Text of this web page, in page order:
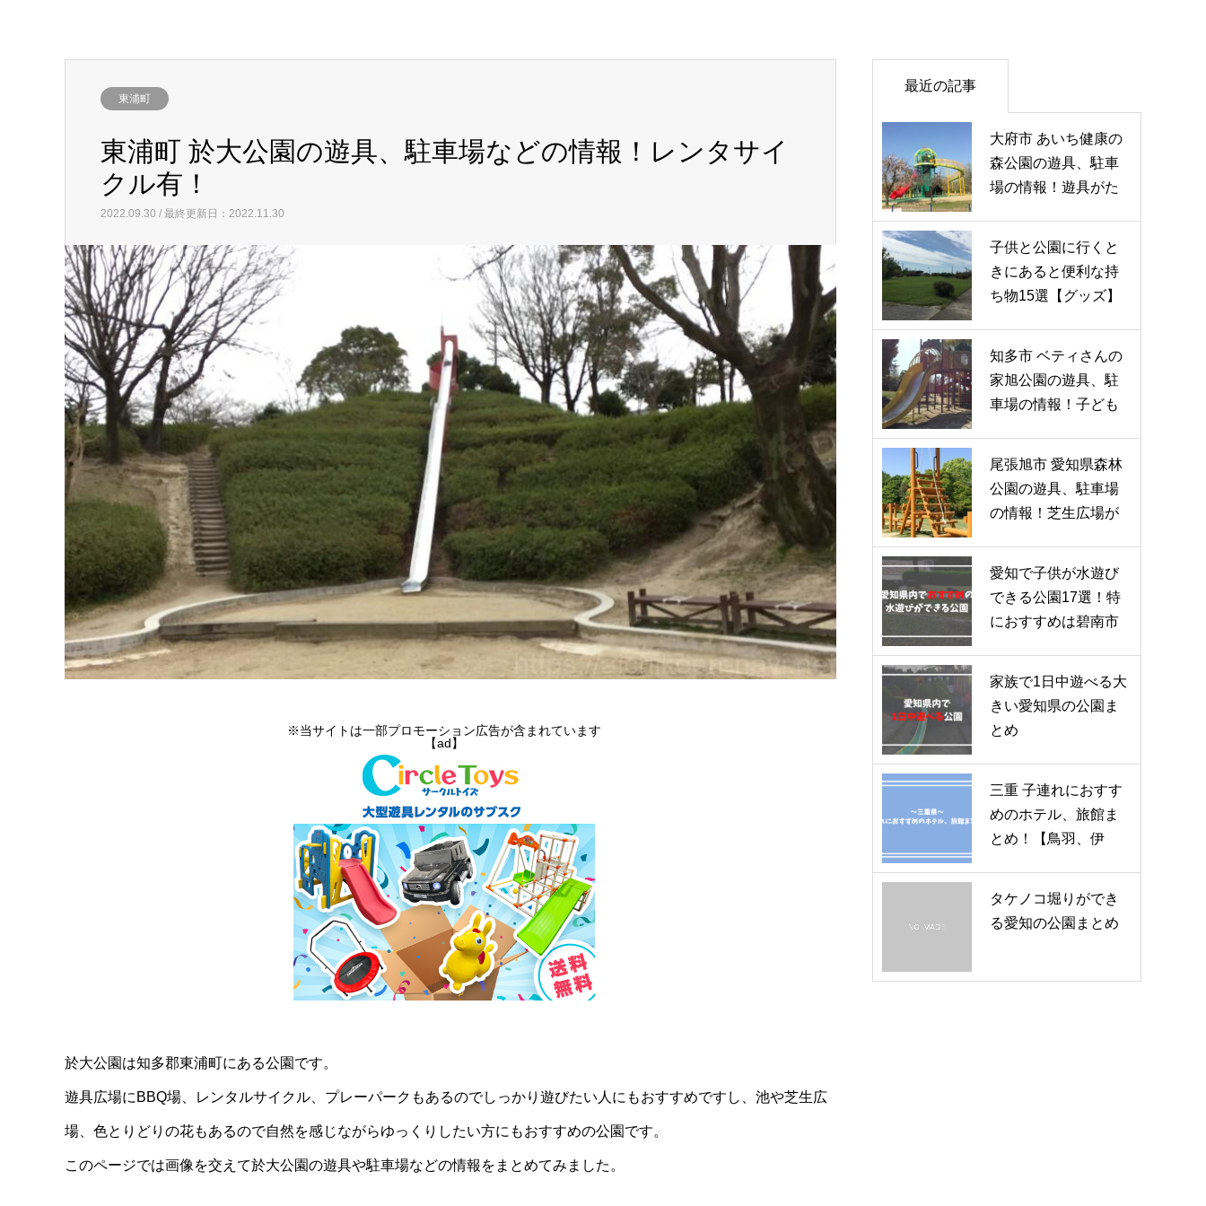
東浦町
東浦町 於大公園の遊具、駐車場などの情報！レンタサイ
クル有！
2022.09.30 / 最終更新日：2022.11.30
※当サイトは一部プロモーション広告が含まれています
【ad】
於大公園は知多郡東浦町にある公園です。
遊具広場にBBQ場、レンタルサイクル、プレーパークもあるのでしっかり遊びたい人にもおすすめですし、池や芝生広
場、色とりどりの花もあるので自然を感じながらゆっくりしたい方にもおすすめの公園です。
このページでは画像を交えて於大公園の遊具や駐車場などの情報をまとめてみました。
最近の記事
大府市 あいち健康の
森公園の遊具、駐車
場の情報！遊具がた
子供と公園に行くと
きにあると便利な持
ち物15選【グッズ】
知多市 ベティさんの
家旭公園の遊具、駐
車場の情報！子ども
尾張旭市 愛知県森林
公園の遊具、駐車場
の情報！芝生広場が
愛知で子供が水遊び
できる公園17選！特
におすすめは碧南市
家族で1日中遊べる大
きい愛知県の公園ま
とめ
三重 子連れにおすす
めのホテル、旅館ま
とめ！【鳥羽、伊
タケノコ堀りができ
る愛知の公園まとめ